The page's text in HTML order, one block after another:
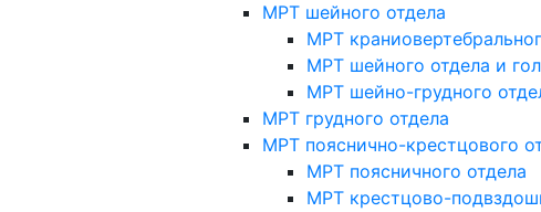
МРТ шейного отдела
МРТ
МРТ шейного отдела и
МРТ шейно-грудного
МРТ грудного отдела
МРТ пояснично-крестцового
МРТ поясничного отдела
МРТ крестцово-